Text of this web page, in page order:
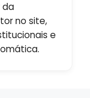
da
no site,
e